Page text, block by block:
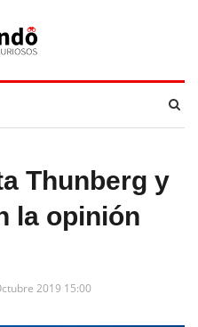
Thunberg y
la opinión
2019 15:00